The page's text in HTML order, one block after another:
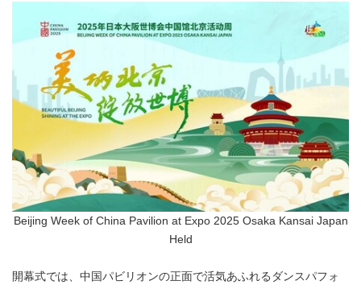
Beijing Week of China Pavilion at Expo 2025 Osaka Kansai Japan
Held
開幕式では、中国パビリオンの正面で活気あふれるダンスパフォ